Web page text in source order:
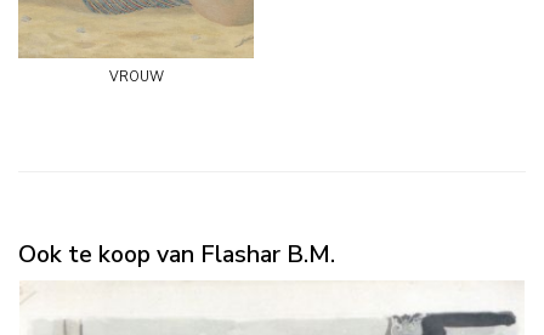
vrouw
Ook te koop van Flashar B.M.